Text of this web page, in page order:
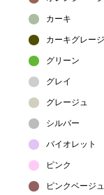
カーキ
カーキグレー
グリーン
グレイ
グレージュ
シルバー
バイオレット
ピンク
ピンクベージュ